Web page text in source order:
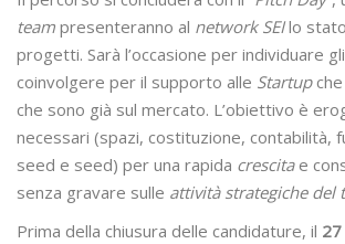
team presenteranno al network SEIlo
progetti. Sarà l’occasione per individuare
coinvolgere per il supporto alle Startup
che sono già sul mercato. L’obiettivo è
necessari (spazi, costituzione, contabilità,
seed e seed) per una rapida crescita e
senza gravare sulle attività strategiche del
Prima della chiusura delle candidature, il